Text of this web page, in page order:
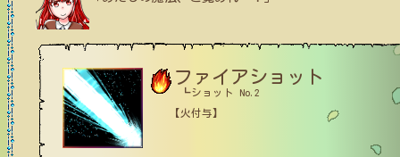
ファイアショット
┗ショット No.2
【火付与】